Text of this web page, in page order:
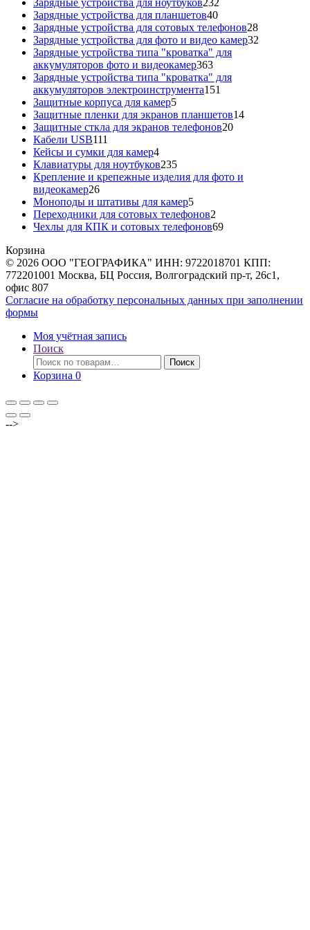
Зарядные устройства для ноутбуков232
Зарядные устройства для планшетов4040
товаров
Зарядные устройства для сотовых телефонов2828
товаров
Зарядные устройства для фото и видео камер32
Зарядные устройства типа "кроватка" для
аккумуляторов фото и видеокамер363363
товара
Зарядные устройства типа "кроватка" для
аккумуляторов электроинструмента151
Защитные корпуса для камер55
товаров
Защитные пленки для экранов планшетов1414
Защитные сткла для экранов телефонов2020
Кабели USB111
товаров
Кейсы и сумки для камер44
товара
Клавиатуры для ноутбуков235235
товаров
Крепление и крепежные изделия для фото и
видеокамер2626
товаров
Моноподы и штативы для камер55
товаров
Переходники для сотовых телефонов2
товара
Чехлы для КПК и сотовых телефонов6969
Корзина
© 2026 ООО "ГЕОГРАФИКА" ИНН: 9722018701 КПП:
772201001 Москва, БЦ Россия, Волгоградский пр-т, 26с1,
офис 807
Согласие на обработку персональных данных при заполнении
формы
Моя учётная запись
Поиск
Искать:
Поиск
Корзина 0
-->